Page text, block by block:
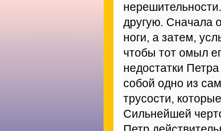
другую. Сначала
ноги, а затем,
чтобы тот омыл
недостатки
собой одно из
трусости,
Сильнейшей